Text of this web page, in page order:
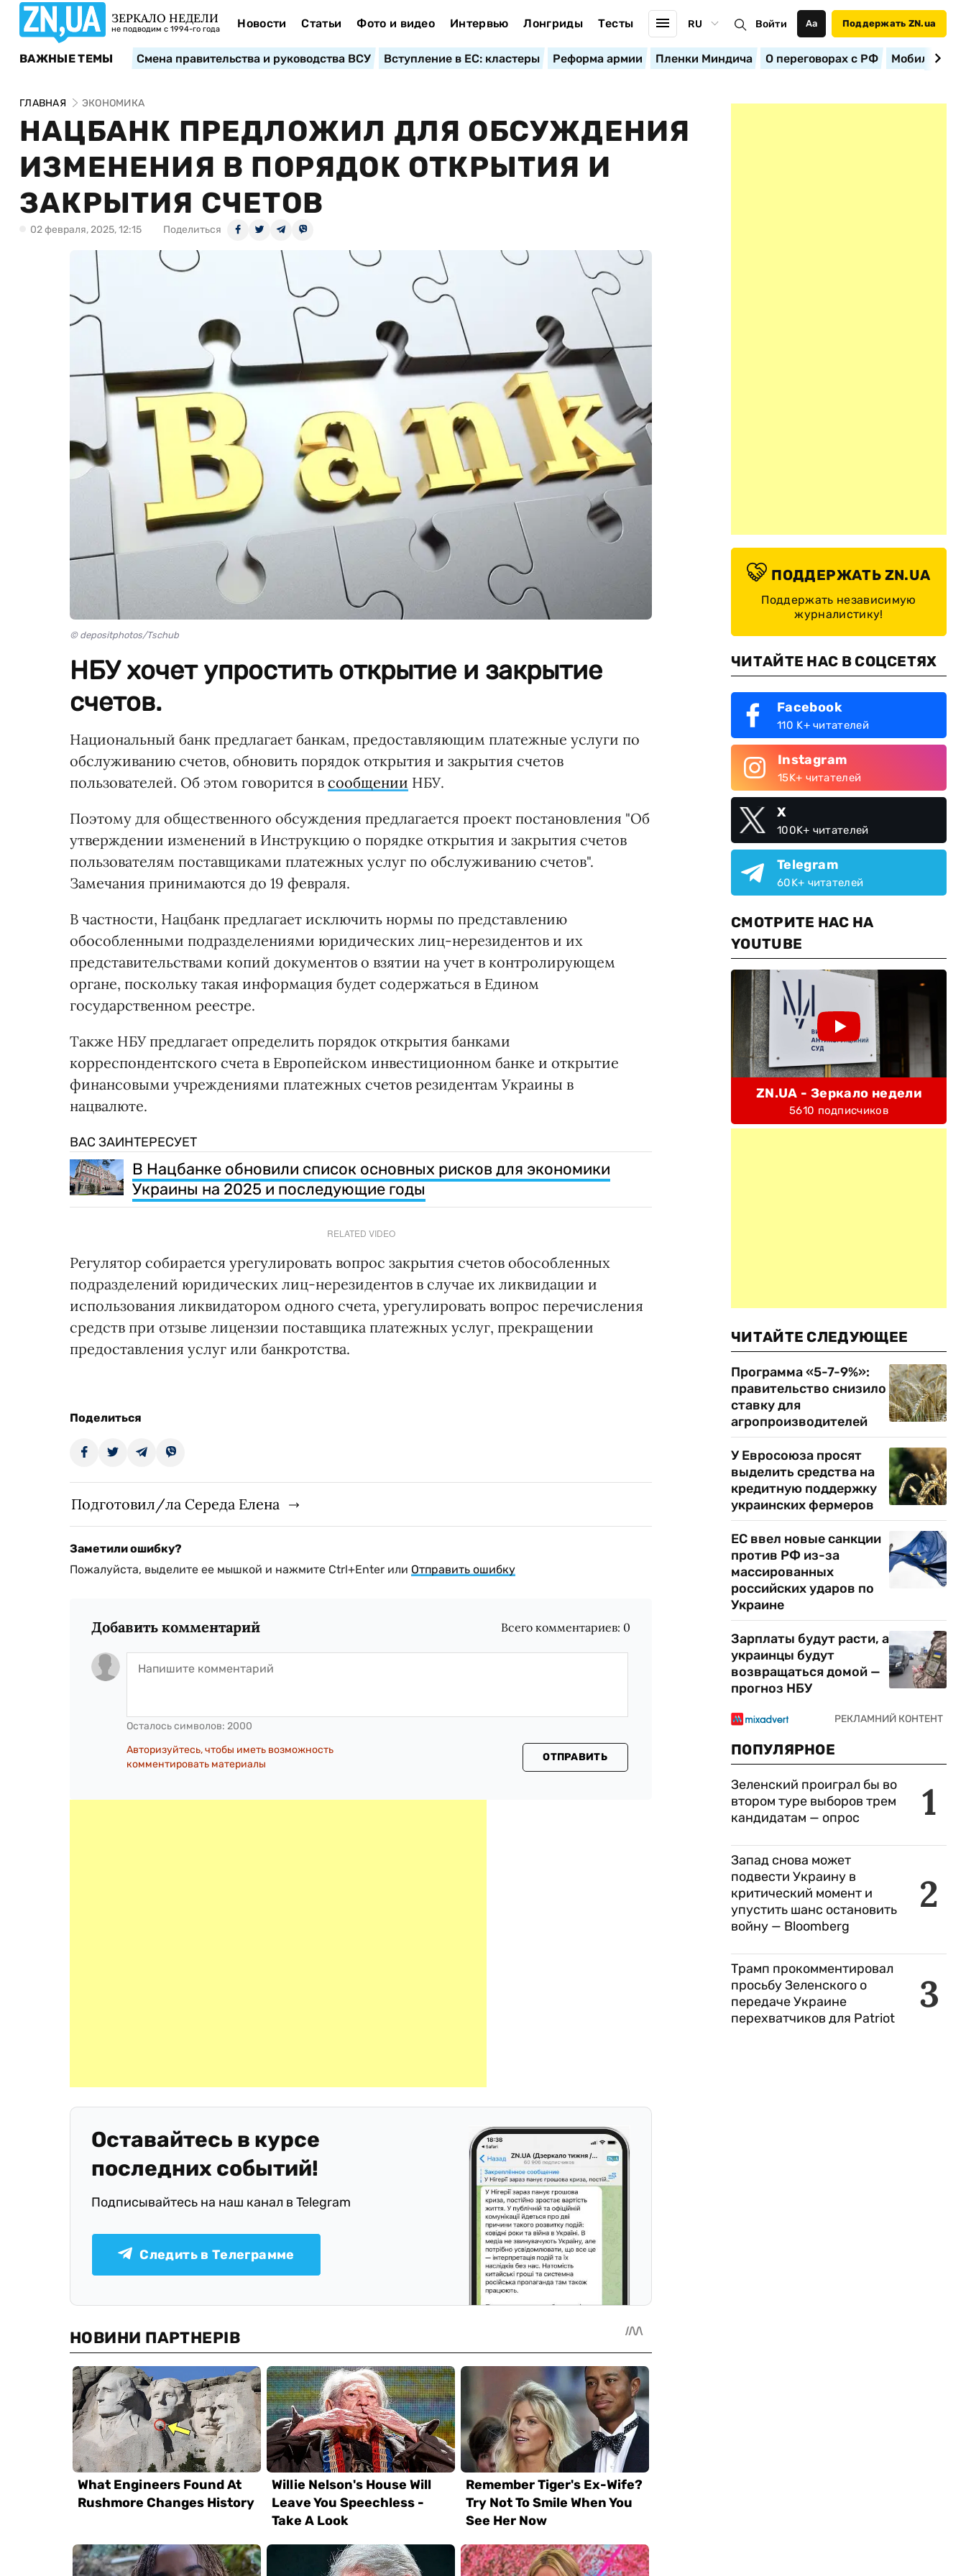
ЗЕРКАЛО НЕДЕЛИ
не подводим с 1994-го года Новости Статьи Фото и видео Интервью Лонгриды Тесты RU Войти Аа Поддержать ZN.ua
ВАЖНЫЕ ТЕМЫ Смена правительства и руководства ВСУ Вступление в ЕС: кластеры Реформа армии Пленки Миндича О переговорах с РФ
ГЛАВНАЯ ЭКОНОМИКА
НАЦБАНК ПРЕДЛОЖИЛ ДЛЯ ОБСУЖДЕНИЯ
ИЗМЕНЕНИЯ В ПОРЯДОК ОТКРЫТИЯ И
ЗАКРЫТИЯ СЧЕТОВ
02 февраля, 2025, 12:15 Поделиться
© depositphotos/Tschub
НБУ хочет упростить открытие и закрытие
счетов.
Национальный банк предлагает банкам, предоставляющим платежные услуги по
обслуживанию счетов, обновить порядок открытия и закрытия счетов
пользователей. Об этом говорится в сообщении НБУ.
Поэтому для общественного обсуждения предлагается проект постановления "Об
утверждении изменений в Инструкцию о порядке открытия и закрытия счетов
пользователям поставщиками платежных услуг по обслуживанию счетов".
Замечания принимаются до 19 февраля.
В частности, Нацбанк предлагает исключить нормы по представлению
обособленными подразделениями юридических лиц-нерезидентов и их
представительствами копий документов о взятии на учет в контролирующем
органе, поскольку такая информация будет содержаться в Едином
государственном реестре.
Также НБУ предлагает определить порядок открытия банками
корреспондентского счета в Европейском инвестиционном банке и открытие
финансовыми учреждениями платежных счетов резидентам Украины в
нацвалюте.
ВАС ЗАИНТЕРЕСУЕТ
В Нацбанке обновили список основных рисков для экономики
Украины на 2025 и последующие годы
RELATED VIDEO
Регулятор собирается урегулировать вопрос закрытия счетов обособленных
подразделений юридических лиц-нерезидентов в случае их ликвидации и
использования ликвидатором одного счета, урегулировать вопрос перечисления
средств при отзыве лицензии поставщика платежных услуг, прекращении
предоставления услуг или банкротства.
Поделиться
Подготовил/ла Середа Елена
Заметили ошибку?
Пожалуйста, выделите ее мышкой и нажмите Ctrl+Enter или Отправить ошибку
Добавить комментарий Всего комментариев: 0
Осталось символов: 2000
Авторизуйтесь, чтобы иметь возможность
комментировать материалы
ОТПРАВИТЬ
Оставайтесь в курсе
последних событий!
Подписывайтесь на наш канал в Telegram
Следить в Телеграмме
ПОДДЕРЖАТЬ ZN.UA
Поддержать независимую
журналистику!
ЧИТАЙТЕ НАС В СОЦСЕТЯХ
Facebook
110 K+ читателей
Instagram
15K+ читателей
X
100K+ читателей
Telegram
60K+ читателей
СМОТРИТЕ НАС НА
YOUTUBE
ZN.UA - Зеркало недели
5610 подписчиков
ЧИТАЙТЕ СЛЕДУЮЩЕЕ
Программа «5-7-9%»:
правительство снизило
ставку для
агропроизводителей
У Евросоюза просят
выделить средства на
кредитную поддержку
украинских фермеров
ЕС ввел новые санкции
против РФ из-за
массированных
российских ударов по
Украине
Зарплаты будут расти, а
украинцы будут
возвращаться домой —
прогноз НБУ
ПОПУЛЯРНОЕ
1
Зеленский проиграл бы во
втором туре выборов трем
кандидатам — опрос
2
Запад снова может
подвести Украину в
критический момент и
упустить шанс остановить
войну — Bloomberg
3
Трамп прокомментировал
просьбу Зеленского о
передаче Украине
перехватчиков для Patriot